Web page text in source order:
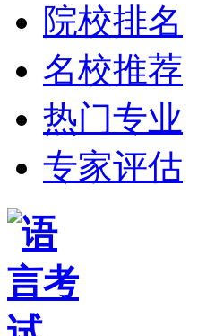
院校排名
名校推荐
热门专业
专家评估